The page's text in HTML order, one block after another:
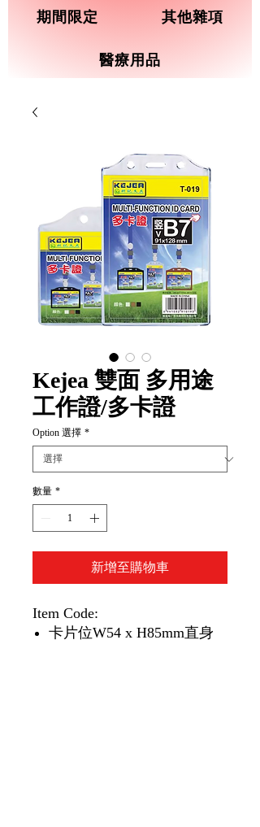
期間限定 其他雜項
醫療用品
Kejea 雙面 多用途
工作證/多卡證
Option 選擇 *
數量 *
新增至購物車
Item Code:
卡片位W54 x H85mm直身